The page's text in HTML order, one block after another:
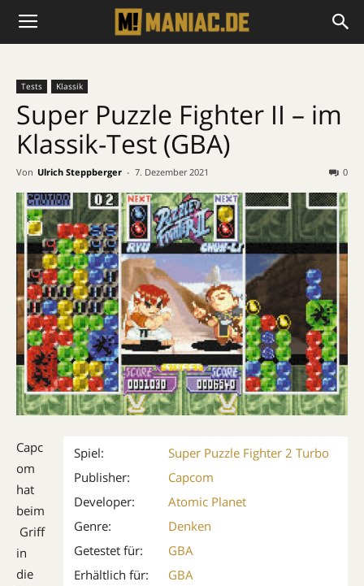
Tests Klassik
Super Puzzle Fighter II – im
Klassik-Test (GBA)
Von Ulrich Steppberger - 7. Dezember 2021 0
Spiel:
Super Puzzle Fighter 2 Turbo
Publisher:
Capcom
Developer:
Atomic Planet
Genre:
Denken
Getestet für:
GBA
Erhältlich für:
GBA
Capc
om
hat
beim
Griff
in
die